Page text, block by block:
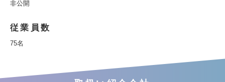
非公開
従業員数
75名